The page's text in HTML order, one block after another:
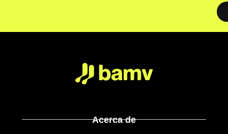
Acerca de